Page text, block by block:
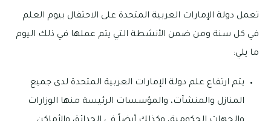
تعمل دولة الإمارات العربية المتحدة على الاحتفال بيوم العلم
في كل سنة ومن ضمن الأنشطة التي يتم عملها في ذلك اليوم
ما يلي:
يتم ارتفاع علم دولة الإمارات العربية المتحدة لدى جميع
المنازل والمنشآت، والمؤسسات الرئيسة منها الوزارات